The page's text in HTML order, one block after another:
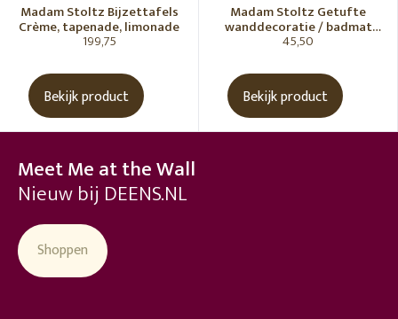
Madam Stoltz Bijzettafels
Crème, tapenade, limonade
199,75
Bekijk product
Madam Stoltz Getufte
wanddecoratie / badmat
Vanille
45,50
Bekijk product
Meet Me at the Wall
Nieuw bij DEENS.NL
Shoppen